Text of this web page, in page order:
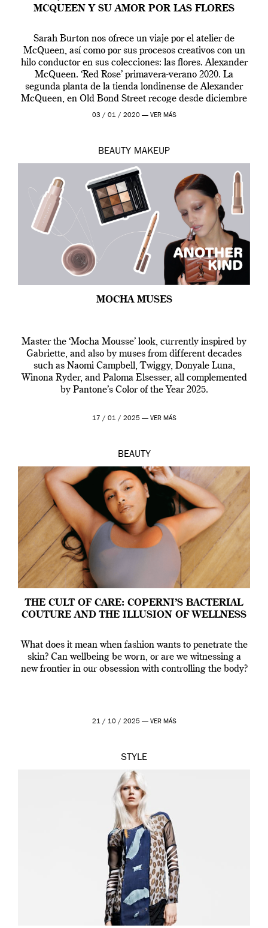
MCQUEEN Y SU AMOR POR LAS FLORES
Sarah Burton nos ofrece un viaje por el atelier de
McQueen, así como por sus procesos creativos con un
hilo conductor en sus colecciones: las flores. Alexander
McQueen. ‘Red Rose’ primavera-verano 2020. La
segunda planta de la tienda londinense de Alexander
McQueen, en Old Bond Street recoge desde diciembre
de 2019 hasta final de abril […]
03 / 01 / 2020 — VER MÁS
BEAUTY MAKEUP
MOCHA MUSES
Master the ‘Mocha Mousse’ look, currently inspired by
Gabriette, and also by muses from different decades
such as Naomi Campbell, Twiggy, Donyale Luna,
Winona Ryder, and Paloma Elsesser, all complemented
by Pantone’s Color of the Year 2025.
17 / 01 / 2025 — VER MÁS
BEAUTY
THE CULT OF CARE: COPERNI’S BACTERIAL
COUTURE AND THE ILLUSION OF WELLNESS
What does it mean when fashion wants to penetrate the
skin? Can wellbeing be worn, or are we witnessing a
new frontier in our obsession with controlling the body?
21 / 10 / 2025 — VER MÁS
STYLE